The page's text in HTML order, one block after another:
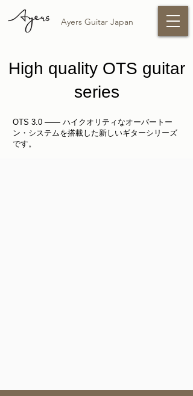
Ayers Guitar Japan
High quality OTS guitar
series
OTS 3.0 —— ハイクオリティなオーバートー
ン・システムを搭載した新しいギターシリーズ
です。